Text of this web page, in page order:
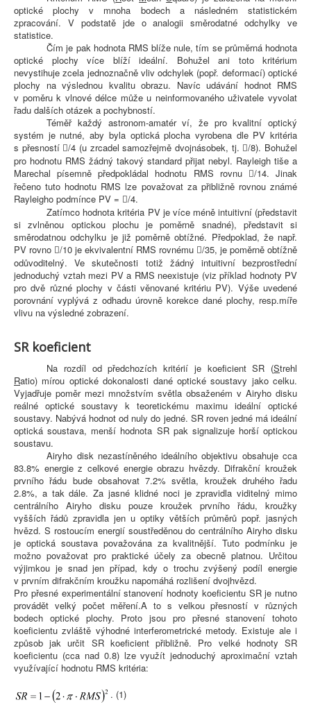
optické plochy v mnoha bodech a následném statistickém
zpracování. V podstatě jde o analogii směrodatné odchylky ve
statistice.
Čím je pak hodnota RMS blíže nule, tím se průměrná hodnota
optické plochy více blíží ideální. Bohužel ani toto kritérium
nevystihuje zcela jednoznačně vliv odchylek (popř. deformací) optické
plochy na výslednou kvalitu obrazu. Navíc udávání hodnot RMS
v poměru k vlnové délce může u neinformovaného uživatele vyvolat
řadu dalších otázek a pochybností.
Téměř každý astronom-amatér ví, že pro kvalitní optický
systém je nutné, aby byla optická plocha vyrobena dle PV kritéria
s přesností /4 (u zrcadel samozřejmě dvojnásobek, tj. /8). Bohužel
pro hodnotu RMS žádný takový standard přijat nebyl. Rayleigh tiše a
Marechal písemně předpokládal hodnotu RMS rovnu
/14. Jinak
řečeno tuto hodnotu RMS lze považovat za přibližně rovnou známé
Rayleigho podmínce PV = /4.
Zatímco hodnota kritéria PV je více méně intuitivní (představit
si zvlněnou optickou plochu je poměrně snadné), představit si
směrodatnou odchylku je již poměrně obtížné. Předpoklad, že např.
PV rovno /10 je ekvivalentní RMS rovnému /35, je poměrně obtížně
odůvoditelný. Ve skutečnosti totiž žádný intuitivní bezprostřední
jednoduchý vztah mezi PV a RMS neexistuje (viz příklad hodnoty PV
pro dvě různé plochy v části věnované kritériu PV). Výše uvedené
porovnání vyplývá z odhadu úrovně korekce dané plochy, resp.míře
vlivu na výsledné zobrazení.
SR koeficient
Na rozdíl od předchozích kritérií je koeficient SR (Strehl
Ratio) mírou optické dokonalosti dané optické soustavy jako celku.
Vyjadřuje poměr mezi množstvím světla obsaženém v Airyho disku
reálné optické soustavy k teoretickému maximu ideální optické
soustavy. Nabývá hodnot od nuly do jedné. SR roven jedné má ideální
optická soustava, menší hodnota SR pak signalizuje horší optickou
soustavu.
Airyho disk nezastíněného ideálního objektivu obsahuje cca
83.8% energie z celkové energie obrazu hvězdy. Difrakční kroužek
prvního řádu bude obsahovat 7.2% světla, kroužek druhého řadu
2.8%, a tak dále. Za jasné klidné noci je zpravidla viditelný mimo
centrálního Airyho disku pouze kroužek prvního řádu, kroužky
vyšších řádů zpravidla jen u optiky větších průměrů popř. jasných
hvězd. S rostoucím energií soustředěnou do centrálního Airyho disku
je optická soustava považována za kvalitnější. Tuto podmínku je
možno považovat pro praktické účely za obecně platnou. Určitou
výjimkou je snad jen případ, kdy o trochu zvýšený podíl energie
v prvním difrakčním kroužku napomáhá rozlišení dvojhvězd.
Pro přesné experimentální stanovení hodnoty koeficientu SR je nutno
provádět velký počet měření.A to s velkou přesností v různých
bodech optické plochy. Proto jsou pro přesné stanovení tohoto
koeficientu zvláště výhodné interferometrické metody. Existuje ale i
způsob jak určit SR koeficient přibližně. Pro velké hodnoty SR
koeficientu (cca nad 0.8) lze využít jednoduchý aproximační vztah
využívající hodnotu RMS kritéria:
. (1)